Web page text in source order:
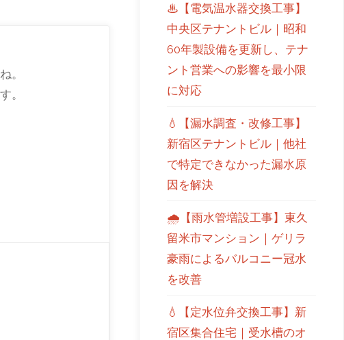
。
。
♨【電気温水器交換工事】
中央区テナントビル｜昭和
60年製設備を更新し、テナ
ント営業への影響を最小限
に対応
💧【漏水調査・改修工事】
新宿区テナントビル｜他社
で特定できなかった漏水原
因を解決
🌧【雨水管増設工事】東久
留米市マンション｜ゲリラ
豪雨によるバルコニー冠水
を改善
💧【定水位弁交換工事】新
宿区集合住宅｜受水槽のオ